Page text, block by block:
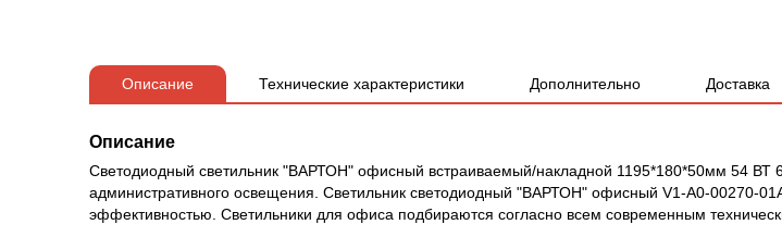
Описание Технические характеристики Дополнительно Доставка
Описание
Светодиодный светильник "ВАРТОН" офисный встраиваемый/накладной 1195*180*50мм 54
административного освещения. Светильник светодиодный "ВАРТОН" офисный V1-A0-00270-
эффективностью. Светильники для офиса подбираются согласно всем современным